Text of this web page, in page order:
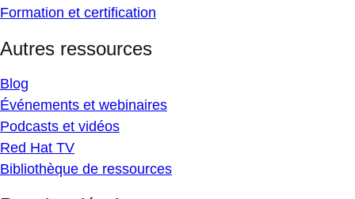
Formation et certification
Autres ressources
Blog
Événements et webinaires
Podcasts et vidéos
Red Hat TV
Bibliothèque de ressources